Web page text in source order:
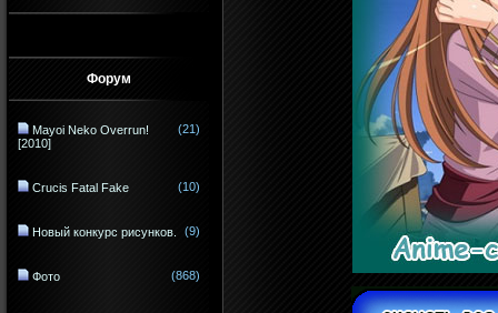
Форум
Mayoi Neko Overrun!
[2010]
(21)
Crucis Fatal Fake (10)
Новый конкурс рисунков. (9)
Фото (868)